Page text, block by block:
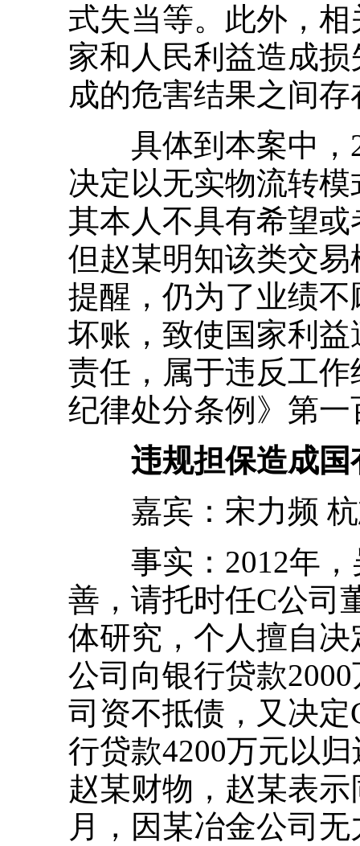
式失当等。此外，
家和人民利益造成
成的危害结果之间
具体到本案中，
决定以无实物流转
其本人不具有希望
但赵某明知该类交
提醒，仍为了业绩
坏账，致使国家利
责任，属于违反工
纪律处分条例》第
违规担保造成国
嘉宾：宋力频
事实：2012年，
善，请托时任C公司
体研究，个人擅自
公司向银行贷款
司资不抵债，又决
行贷款4200万元以
赵某财物，赵某表示
月，因某冶金公司